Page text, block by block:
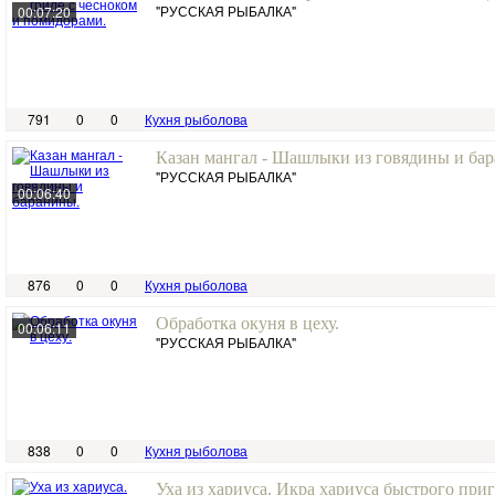
00:07:20
"РУССКАЯ РЫБАЛКА"
791 0 0 Кухня рыболова
00:06:40
Казан мангал - Шашлыки из говядины и
"РУССКАЯ РЫБАЛКА"
876 0 0 Кухня рыболова
00:06:11
Обработка окуня в цеху.
"РУССКАЯ РЫБАЛКА"
838 0 0 Кухня рыболова
Уха из хариуса. Икра хариуса быстрого